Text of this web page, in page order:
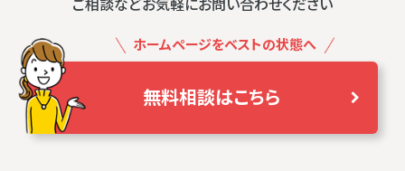
ご相談などお気軽にお問い合わせください
ホームページをベストの状態へ
無料相談はこちら